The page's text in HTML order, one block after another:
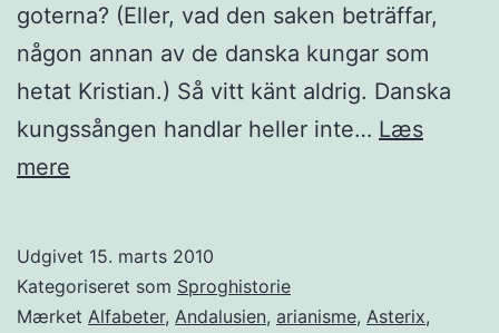
goterna? (Eller, vad den saken beträffar,
någon annan av de danska kungar som
hetat Kristian.) Så vitt känt aldrig. Danska
kungssången handlar heller inte… Læs
mere
Udgivet 15. marts 2010
Kategoriseret som Sproghistorie
Mærket Alfabeter, Andalusien, arianisme, Asterix,